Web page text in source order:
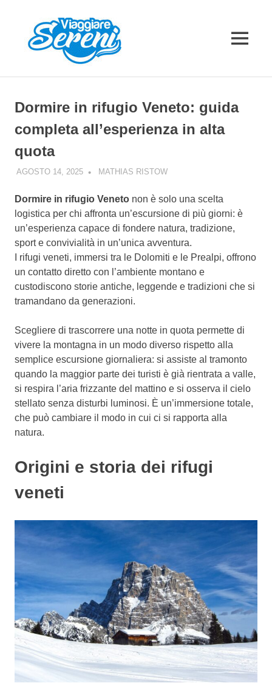
contenuto
MENU
Dormire in rifugio Veneto: guida
completa all’esperienza in alta
quota
AGOSTO 14, 2025 MATHIAS RISTOWGUIDE
Dormire in rifugio Veneto non è solo una scelta
logistica per chi affronta un’escursione di più giorni: è
un’esperienza capace di fondere natura, tradizione,
sport e convivialità in un’unica avventura.
I rifugi veneti, immersi tra le Dolomiti e le Prealpi, offrono
un contatto diretto con l’ambiente montano e
custodiscono storie antiche, leggende e tradizioni che si
tramandano da generazioni.
Scegliere di trascorrere una notte in quota permette di
vivere la montagna in un modo diverso rispetto alla
semplice escursione giornaliera: si assiste al tramonto
quando la maggior parte dei turisti è già rientrata a valle,
si respira l’aria frizzante del mattino e si osserva il cielo
stellato senza disturbi luminosi. È un’immersione totale,
che può cambiare il modo in cui ci si rapporta alla
natura.
Origini e storia dei rifugi
veneti